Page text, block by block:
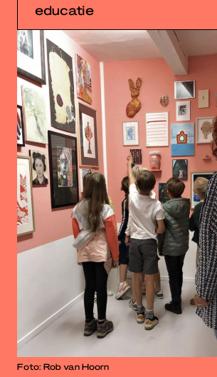
educatie
Foto: Rob van Hoorn